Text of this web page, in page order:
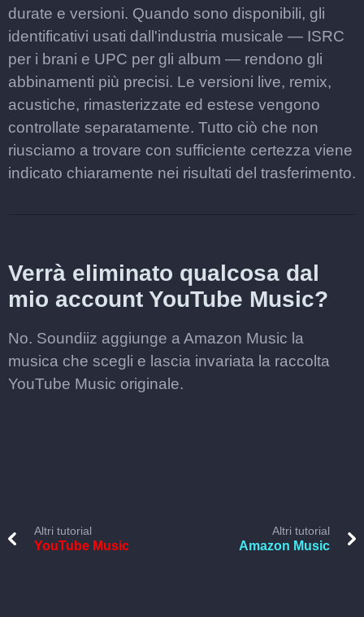
durate e versioni. Quando sono disponibili, gli
identificativi usati dall'industria musicale — ISRC
per i brani e UPC per gli album — rendono gli
abbinamenti più precisi. Le versioni live, remix,
acustiche, rimasterizzate ed estese vengono
controllate separatamente. Tutto ciò che non
riusciamo a trovare con sufficiente certezza viene
indicato chiaramente nei risultati del trasferimento.
Verrà eliminato qualcosa dal
mio account YouTube Music?
No. Soundiiz aggiunge a Amazon Music la
musica che scegli e lascia invariata la raccolta
YouTube Music originale.
Altri tutorial
YouTube Music
Altri tutorial
Amazon Music